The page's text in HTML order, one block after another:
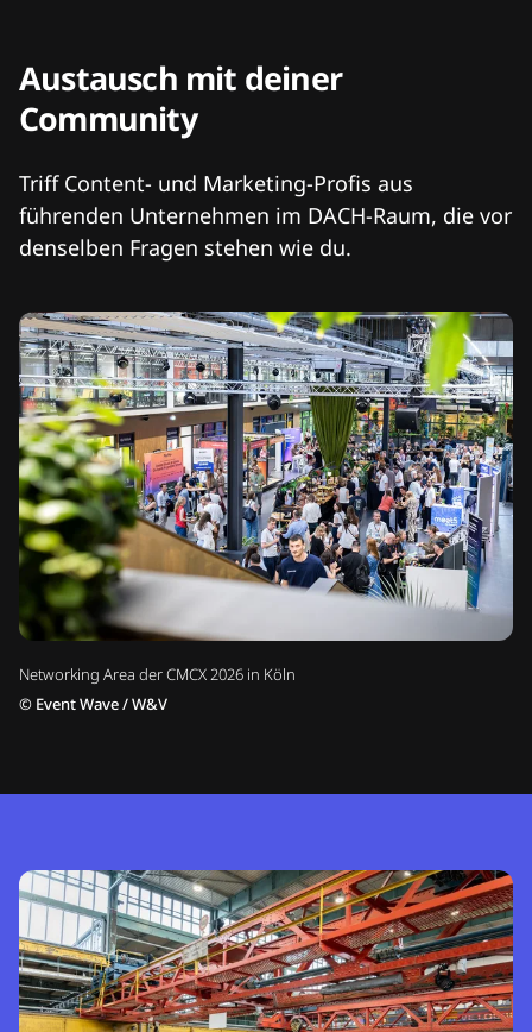
Networking Area der CMCX 2026 in Köln
© Event Wave / W&V
Austausch mit deiner
Community
Triff Content- und Marketing-Profis aus
führenden Unternehmen im DACH-Raum, die vor
denselben Fragen stehen wie du.